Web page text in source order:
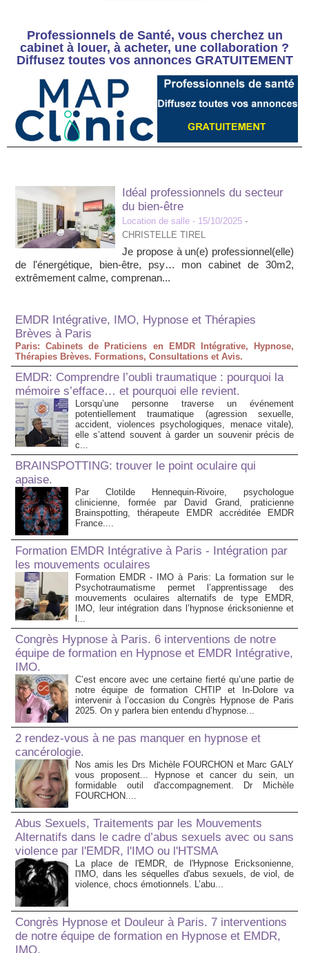
Professionnels de Santé, vous cherchez un
cabinet à louer, à acheter, une collaboration ?
Diffusez toutes vos annonces GRATUITEMENT
Idéal professionnels du secteur
du bien-être
Location de salle - 15/10/2025 -
CHRISTELLE TIREL
Je propose à un(e) professionnel(elle)
de l'énergétique, bien-être, psy… mon cabinet de 30m2,
extrêmement calme, comprenan...
EMDR Intégrative, IMO, Hypnose et Thérapies
Brèves à Paris
Paris: Cabinets de Praticiens en EMDR Intégrative, Hypnose,
Thérapies Brèves. Formations, Consultations et Avis.
EMDR: Comprendre l’oubli traumatique : pourquoi la
mémoire s’efface… et pourquoi elle revient.
Lorsqu’une personne traverse un événement
potentiellement traumatique (agression sexuelle,
accident, violences psychologiques, menace vitale),
elle s’attend souvent à garder un souvenir précis de
c...
BRAINSPOTTING: trouver le point oculaire qui
apaise.
Par Clotilde Hennequin-Rivoire, psychologue
clinicienne, formée par David Grand, praticienne
Brainspotting, thérapeute EMDR accréditée EMDR
France....
Formation EMDR Intégrative à Paris - Intégration par
les mouvements oculaires
Formation EMDR - IMO à Paris: La formation sur le
Psychotraumatisme permet l’apprentissage des
mouvements oculaires alternatifs de type EMDR,
IMO, leur intégration dans l’hypnose éricksonienne et
l...
Congrès Hypnose à Paris. 6 interventions de notre
équipe de formation en Hypnose et EMDR Intégrative,
IMO.
C’est encore avec une certaine fierté qu’une partie de
notre équipe de formation CHTIP et In-Dolore va
intervenir à l’occasion du Congrès Hypnose de Paris
2025. On y parlera bien entendu d’hypnose...
2 rendez-vous à ne pas manquer en hypnose et
cancérologie.
Nos amis les Drs Michèle FOURCHON et Marc GALY
vous proposent... Hypnose et cancer du sein, un
formidable outil d'accompagnement. Dr Michèle
FOURCHON....
Abus Sexuels, Traitements par les Mouvements
Alternatifs dans le cadre d’abus sexuels avec ou sans
violence par l'EMDR, l'IMO ou l'HTSMA
La place de l'EMDR, de l'Hypnose Ericksonienne,
l'IMO, dans les séquelles d'abus sexuels, de viol, de
violence, chocs émotionnels. L’abu...
Congrès Hypnose et Douleur à Paris. 7 interventions
de notre équipe de formation en Hypnose et EMDR,
IMO.